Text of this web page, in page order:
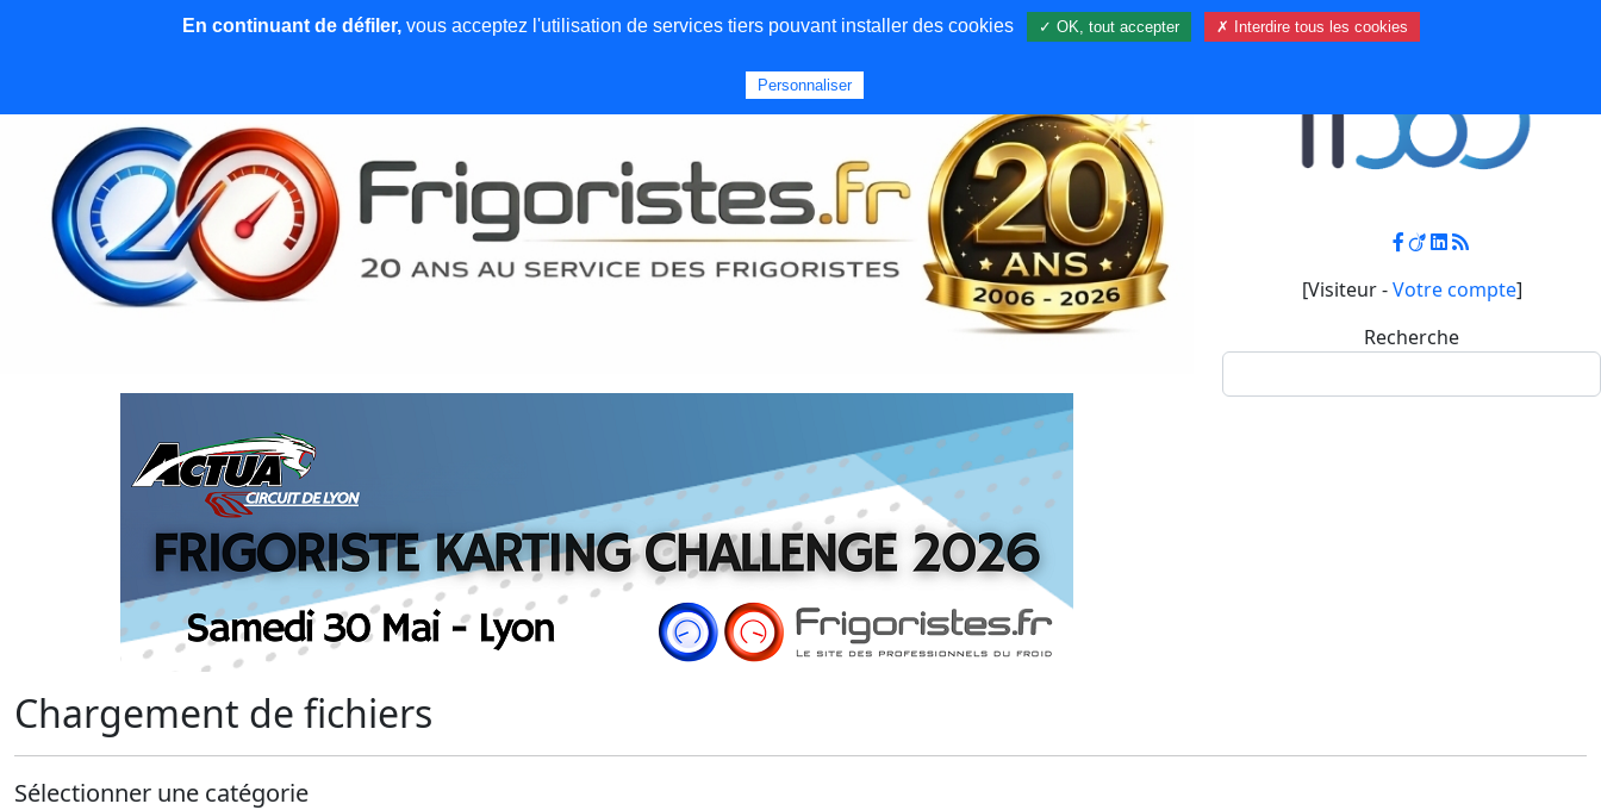
News et articles Emploi Qui sommes nous Contact Mon compte
[Visiteur -Votre compte]
Recherche
Chargement de fichiers
Sélectionner une catégorie
En continuant de défiler,vous acceptez l'utilisation de services tiers pouvant installer des cookies ✓ OK, tout accepter ✗ Interdire tous les cookies
Personnaliser